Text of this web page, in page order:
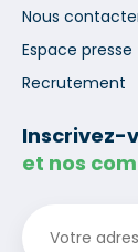
Nous
Espace presse
Recrutement
Inscrivez-
et nos